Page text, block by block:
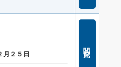
月２５日